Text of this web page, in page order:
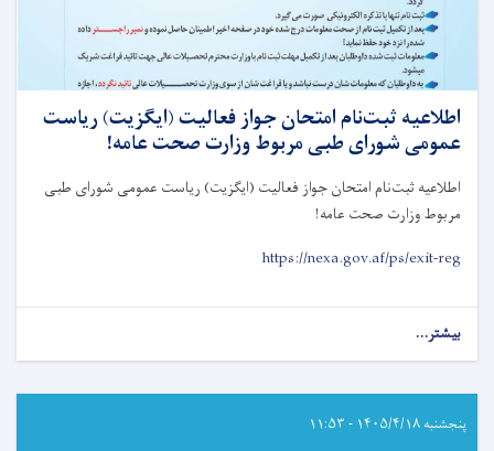
اطلاعیه ثبت‌نام امتحان جواز فعالیت (ایگزیت) رياست
عمومی شورای طبی مربوط وزارت صحت عامه!
اطلاعیه ثبت‌نام امتحان جواز فعالیت (ایگزیت) رياست عمومی شورای طبی
مربوط وزارت صحت عامه!
https://nexa.gov.af/ps/exit-reg
بیشتر...
اطلاعیه
امتحان
جواز پنجشنبه ۱۴۰۵/۴/۱۸ - ۱۱:۵۳